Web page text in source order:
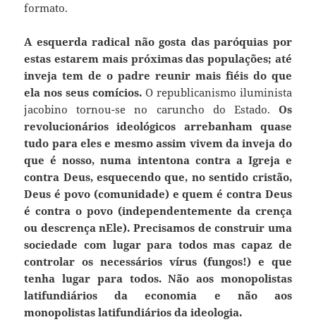
formato.
A esquerda radical não gosta das paróquias por
estas estarem mais próximas das populações; até
inveja tem de o padre reunir mais fiéis do que
ela nos seus comícios. O republicanismo iluminista
jacobino tornou-se no caruncho do Estado. Os
revolucionários ideológicos arrebanham quase
tudo para eles e mesmo assim vivem da inveja do
que é nosso, numa intentona contra a Igreja e
contra Deus, esquecendo que, no sentido cristão,
Deus é povo (comunidade) e quem é contra Deus
é contra o povo (independentemente da crença
ou descrença nEle). Precisamos de construir uma
sociedade com lugar para todos mas capaz de
controlar os necessários vírus (fungos!) e que
tenha lugar para todos. Não aos monopolistas
latifundiários da economia e não aos
monopolistas latifundiários da ideologia.